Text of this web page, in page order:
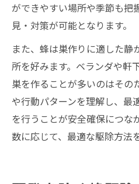
ができやすい場所や季節も把
見・対策が可能となります。
また、蜂は巣作りに適した静
所を好みます。ベランダや軒
巣を作ることが多いのはその
や行動パターンを理解し、最
を行うことが安全確保につな
数に応じて、最適な駆除方法